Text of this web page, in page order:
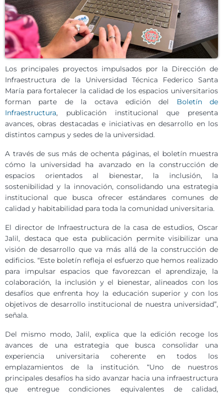
Los principales proyectos impulsados por la Dirección de
Infraestructura de la Universidad Técnica Federico Santa
María para fortalecer la calidad de los espacios universitarios
forman parte de la octava edición del Boletín de
Infraestructura, publicación institucional que presenta
avances, obras destacadas e iniciativas en desarrollo en los
distintos campus y sedes de la universidad.
A través de sus más de ochenta páginas, el boletín muestra
cómo la universidad ha avanzado en la construcción de
espacios orientados al bienestar, la inclusión, la
sostenibilidad y la innovación, consolidando una estrategia
institucional que busca ofrecer estándares comunes de
calidad y habitabilidad para toda la comunidad universitaria.
El director de Infraestructura de la casa de estudios, Oscar
Jalil, destaca que esta publicación permite visibilizar una
visión de desarrollo que va más allá de la construcción de
edificios. “Este boletín refleja el esfuerzo que hemos realizado
para impulsar espacios que favorezcan el aprendizaje, la
colaboración, la inclusión y el bienestar, alineados con los
desafíos que enfrenta hoy la educación superior y con los
objetivos de desarrollo institucional de nuestra universidad”,
señala.
Del mismo modo, Jalil, explica que la edición recoge los
avances de una estrategia que busca consolidar una
experiencia universitaria coherente en todos los
emplazamientos de la institución. “Uno de nuestros
principales desafíos ha sido avanzar hacia una infraestructura
que entregue condiciones equivalentes de calidad,